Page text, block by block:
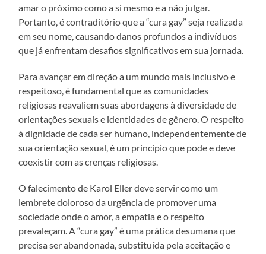
amar o próximo como a si mesmo e a não julgar.
Portanto, é contraditório que a “cura gay” seja realizada
em seu nome, causando danos profundos a indivíduos
que já enfrentam desafios significativos em sua jornada.
Para avançar em direção a um mundo mais inclusivo e
respeitoso, é fundamental que as comunidades
religiosas reavaliem suas abordagens à diversidade de
orientações sexuais e identidades de gênero. O respeito
à dignidade de cada ser humano, independentemente de
sua orientação sexual, é um princípio que pode e deve
coexistir com as crenças religiosas.
O falecimento de Karol Eller deve servir como um
lembrete doloroso da urgência de promover uma
sociedade onde o amor, a empatia e o respeito
prevaleçam. A “cura gay” é uma prática desumana que
precisa ser abandonada, substituída pela aceitação e